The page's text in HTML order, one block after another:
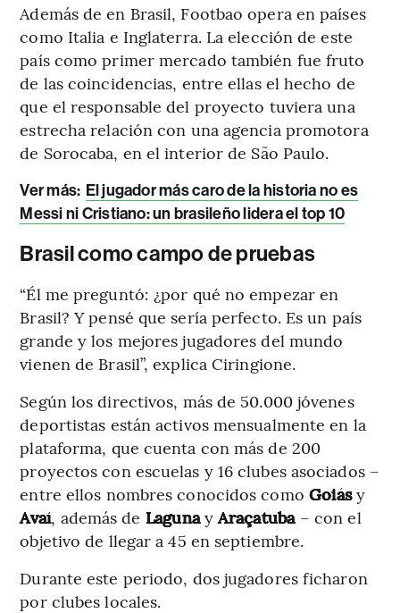
Además de en Brasil, Footbao opera en países
como Italia e Inglaterra. La elección de este
país como primer mercado también fue fruto
de las coincidencias, entre ellas el hecho de
que el responsable del proyecto tuviera una
estrecha relación con una agencia promotora
de Sorocaba, en el interior de São Paulo.
Ver más: El jugador más caro de la historia no es
Messi ni Cristiano: un brasileño lidera el top 10
Brasil como campo de pruebas
“Él me preguntó: ¿por qué no empezar en
Brasil? Y pensé que sería perfecto. Es un país
grande y los mejores jugadores del mundo
vienen de Brasil”, explica Ciringione.
Según los directivos, más de 50.000 jóvenes
deportistas están activos mensualmente en la
plataforma, que cuenta con más de 200
proyectos con escuelas y 16 clubes asociados –
entre ellos nombres conocidos como Goiásy
Avaí, además de LagunayAraçatuba – con el
objetivo de llegar a 45 en septiembre.
Durante este periodo, dos jugadores ficharon
por clubes locales.